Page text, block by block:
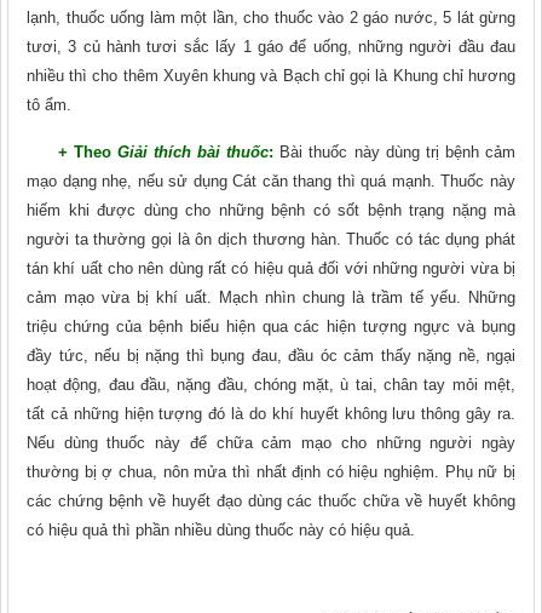
lạnh, thuốc uống làm một lần, cho thuốc vào 2 gáo nước, 5 lát gừng
tươi, 3 củ hành tươi sắc lấy 1 gáo để uống, những người đầu đau
nhiều thì cho thêm Xuyên khung và Bạch chỉ gọi là Khung chỉ hương
tô ẩm.
+ Theo Giải thích bài thuốc: Bài thuốc này dùng trị bệnh cảm
mạo dạng nhẹ, nếu sử dụng Cát cǎn thang thì quá mạnh. Thuốc này
hiếm khi được dùng cho những bệnh có sốt bệnh trạng nặng mà
người ta thường gọi là ôn dịch thương hàn. Thuốc có tác dụng phát
tán khí uất cho nên dùng rất có hiệu quả đối với những người vừa bị
cảm mạo vừa bị khí uất. Mạch nhìn chung là trầm tế yếu. Những
triệu chứng của bệnh biểu hiện qua các hiện tượng ngực và bụng
đầy tức, nếu bị nặng thì bụng đau, đầu óc cảm thấy nặng nề, ngại
hoạt động, đau đầu, nặng đầu, chóng mặt, ù tai, chân tay mỏi mệt,
tất cả những hiện tượng đó là do khí huyết không lưu thông gây ra.
Nếu dùng thuốc này để chữa cảm mạo cho những người ngày
thường bị ợ chua, nôn mửa thì nhất định có hiệu nghiệm. Phụ nữ bị
các chứng bệnh về huyết đạo dùng các thuốc chữa về huyết không
có hiệu quả thì phần nhiều dùng thuốc này có hiệu quả.